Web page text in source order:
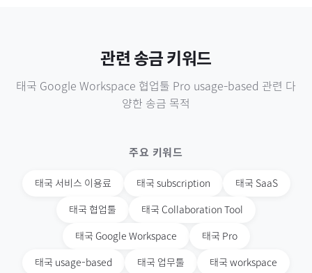
관련 송금 키워드
태국 Google Workspace 협업툴 Pro usage-based 관련 다
양한 송금 목적
주요 키워드
태국 서비스 이용료 태국 subscription 태국 SaaS
태국 협업툴 태국 Collaboration Tool
태국 Google Workspace 태국 Pro
태국 usage-based 태국 업무툴 태국 workspace